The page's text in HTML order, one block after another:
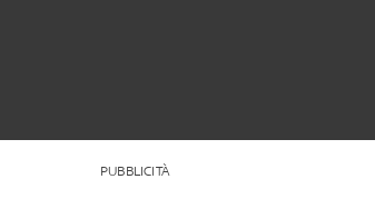
PUBBLICITÀ